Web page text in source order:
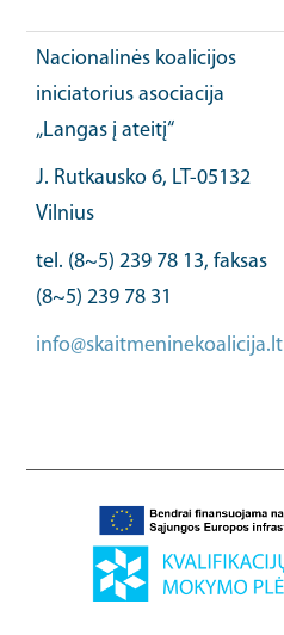
Nacionalinės koalicijos
iniciatorius asociacija
„Langas į ateitį“
J. Rutkausko 6, LT-05132
Vilnius
tel. (8~5) 239 78 13, faksas
(8~5) 239 78 31
info@skaitmeninekoalicija.lt